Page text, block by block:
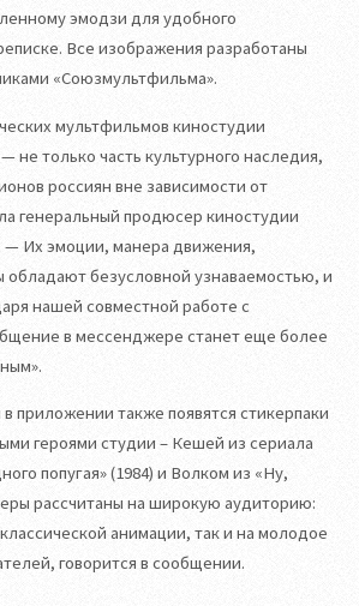
эмодзи для удобного
Все изображения разработаны
«Союзмультфильма».
мультфильмов киностудии
не только часть культурного наследия,
россиян вне зависимости от
генеральный продюсер киностудии
— Их эмоции, манера движения,
обладают безусловной узнаваемостью, и
нашей совместной работе с
в мессенджере станет еще более
приложении также появятся стикерпаки
героями студии – Кешей из сериала
попугая» (1984) и Волком из «Ну,
рассчитаны на широкую аудиторию:
анимации, так и на молодое
говорится в сообщении.